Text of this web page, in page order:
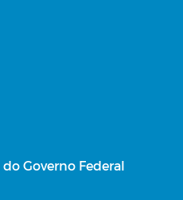
Públicos
em Creches
Governo Federal